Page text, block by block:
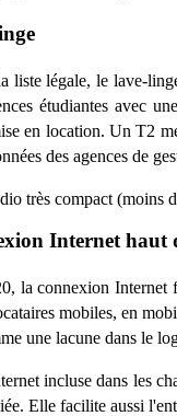
liste légale, le lave-
étudiantes avec
en location. Un T2
des agences de
très compact (moins
Internet haut
la connexion Internet
mobiles, en
une lacune dans le
incluse dans les
ée. Elle facilite aussi